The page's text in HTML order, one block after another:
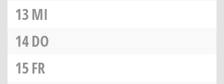
13MI
14DO
15FR